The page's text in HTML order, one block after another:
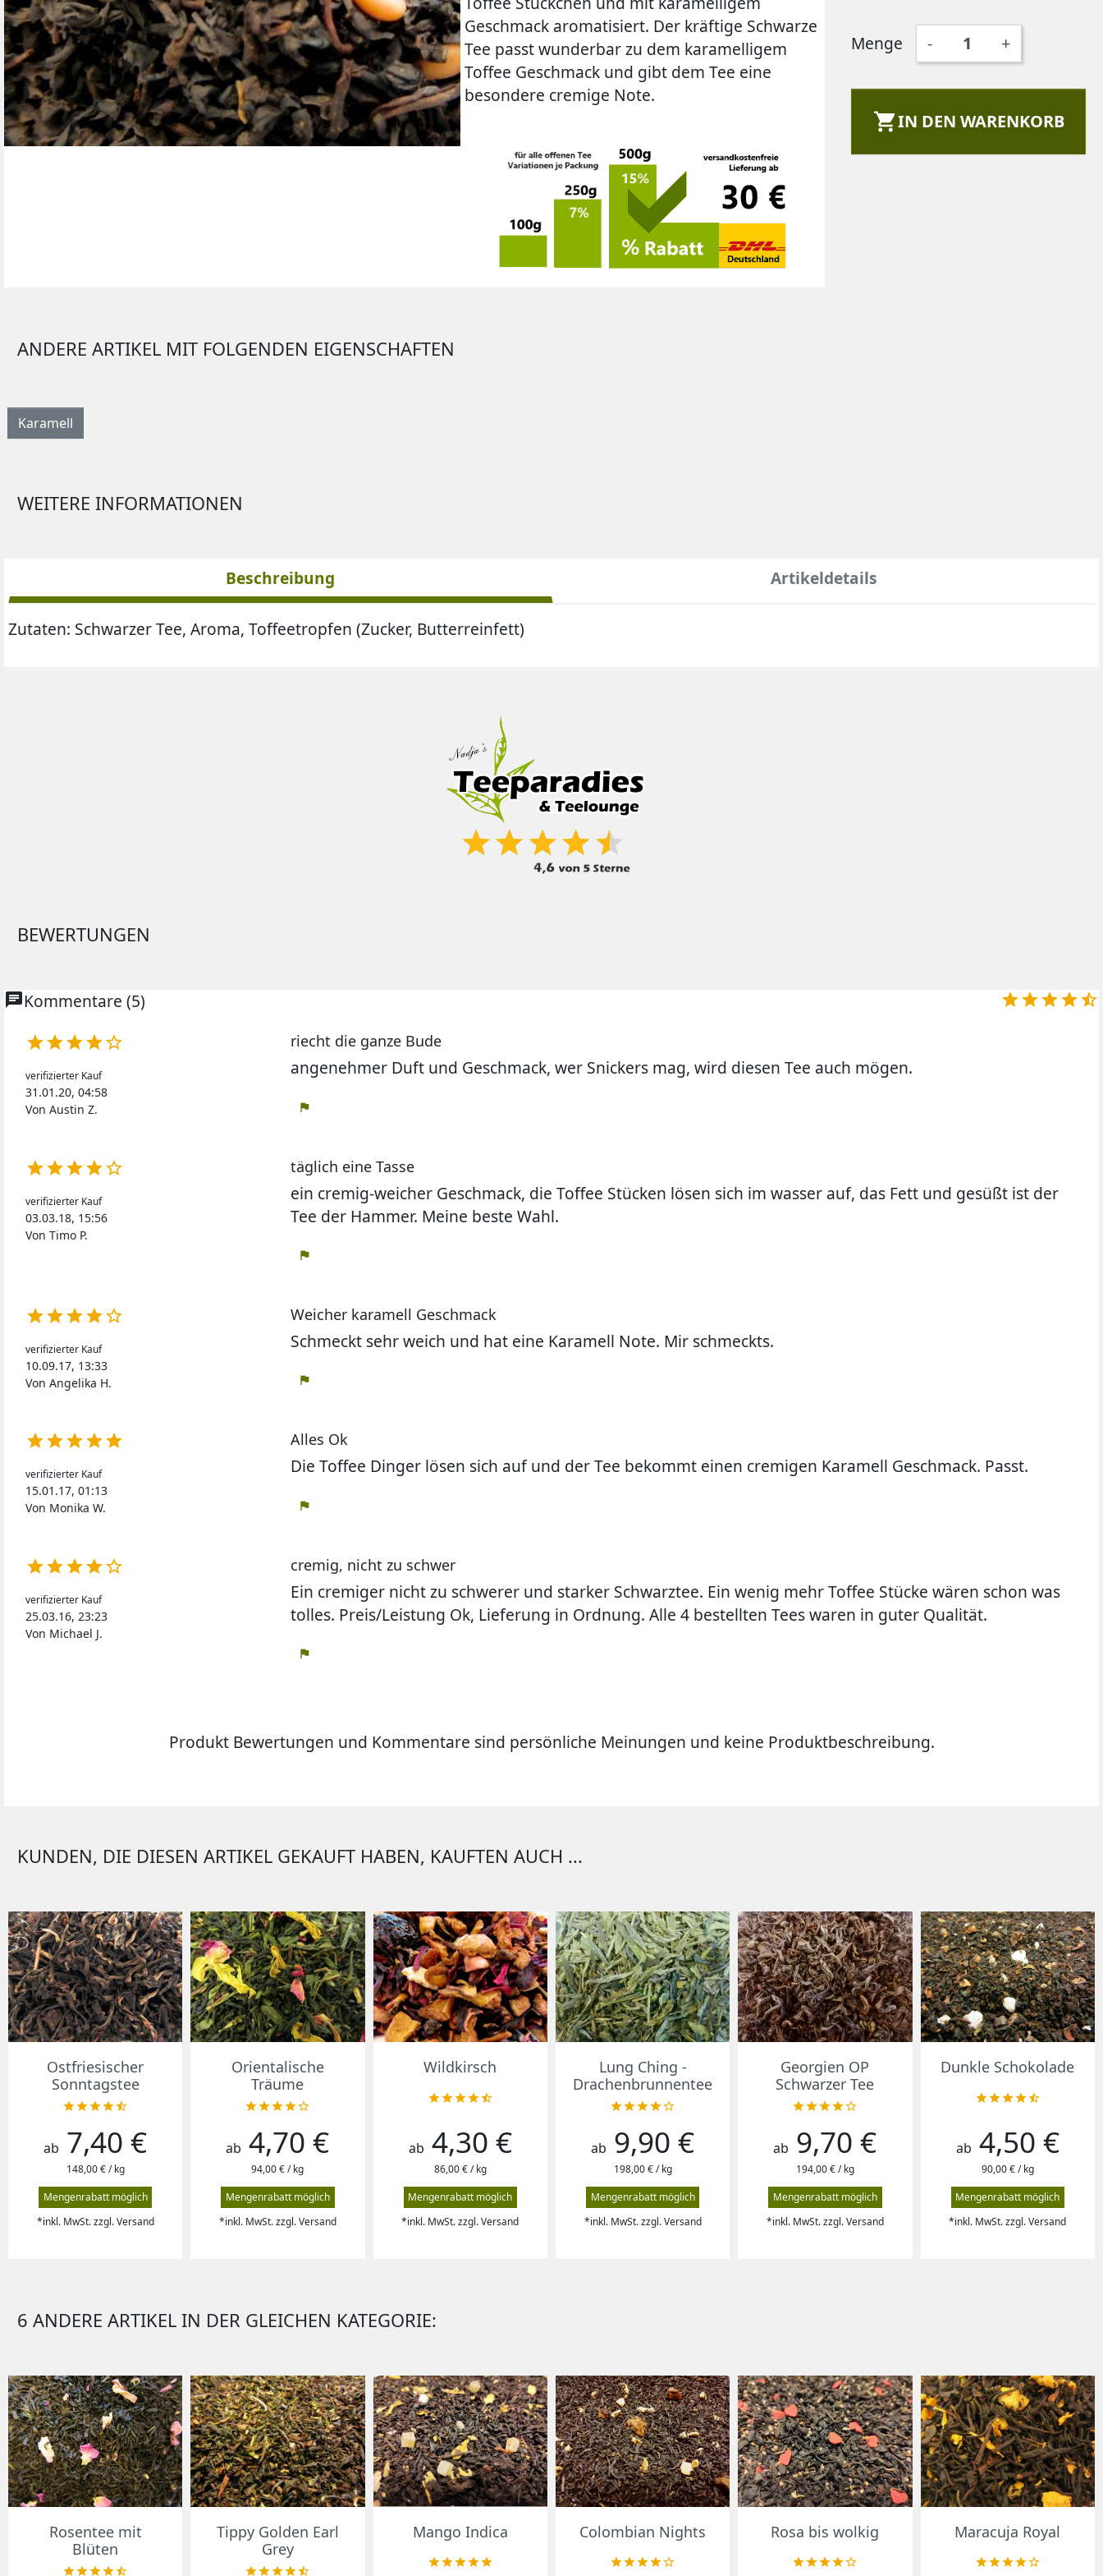
OOLONG TEE GELBER TEE BEUTELTEES
Geschmack aromatisiert. Der kräftige Schwarze
Tee passt wunderbar zu dem karamelligem
Toffee Geschmack und gibt dem Tee eine
besondere cremige Note.
Menge - +
IN DEN WARENKORB
ANDERE ARTIKEL MIT FOLGENDEN EIGENSCHAFTEN
Karamell
WEITERE INFORMATIONEN
Beschreibung Artikeldetails
Zutaten: Schwarzer Tee, Aroma, Toffeetropfen (Zucker, Butterreinfett)
BEWERTUNGEN
chatKommentare (5) 

verifizierter Kauf
31.01.20, 04:58
Von Austin Z.
riecht die ganze Bude
angenehmer Duft und Geschmack, wer Snickers mag, wird diesen Tee auch mögen.
flag

verifizierter Kauf
03.03.18, 15:56
Von Timo P.
täglich eine Tasse
ein cremig-weicher Geschmack, die Toffee Stücken lösen sich im wasser auf, das Fett und gesüßt ist der
Tee der Hammer. Meine beste Wahl.
flag

verifizierter Kauf
10.09.17, 13:33
Von Angelika H.
Weicher karamell Geschmack
Schmeckt sehr weich und hat eine Karamell Note. Mir schmeckts.
flag

verifizierter Kauf
15.01.17, 01:13
Von Monika W.
Alles Ok
Die Toffee Dinger lösen sich auf und der Tee bekommt einen cremigen Karamell Geschmack. Passt.
flag

verifizierter Kauf
25.03.16, 23:23
Von Michael J.
cremig, nicht zu schwer
Ein cremiger nicht zu schwerer und starker Schwarztee. Ein wenig mehr Toffee Stücke wären schon was
tolles. Preis/Leistung Ok, Lieferung in Ordnung. Alle 4 bestellten Tees waren in guter Qualität.
flag
Produkt Bewertungen und Kommentare sind persönliche Meinungen und keine Produktbeschreibung.
KUNDEN, DIE DIESEN ARTIKEL GEKAUFT HABEN, KAUFTEN AUCH ...
Vorschau
Ostfriesischer
Sonntagstee

Preis
ab 7,40 €
148,00 € / kg
Mengenrabatt möglich
*inkl. MwSt. zzgl. Versand
Vorschau
Orientalische
Träume

Preis
ab 4,70 €
94,00 € / kg
Mengenrabatt möglich
*inkl. MwSt. zzgl. Versand
Vorschau
Wildkirsch

Preis
ab 4,30 €
86,00 € / kg
Mengenrabatt möglich
*inkl. MwSt. zzgl. Versand
Vorschau
Lung Ching -
Drachenbrunnentee

Preis
ab 9,90 €
198,00 € / kg
Mengenrabatt möglich
*inkl. MwSt. zzgl. Versand
Vorschau
Georgien OP
Schwarzer Tee

Preis
ab 9,70 €
194,00 € / kg
Mengenrabatt möglich
*inkl. MwSt. zzgl. Versand
Vorschau
Dunkle Schokolade

Preis
ab 4,50 €
90,00 € / kg
Mengenrabatt möglich
*inkl. MwSt. zzgl. Versand
6 ANDERE ARTIKEL IN DER GLEICHEN KATEGORIE:
 Vorschau
Rosentee mit
Blüten

 Vorschau
Tippy Golden Earl
Grey

Vorschau
Mango Indica

Vorschau
Colombian Nights

 Vorschau
Rosa bis wolkig

Vorschau
Maracuja Royal
